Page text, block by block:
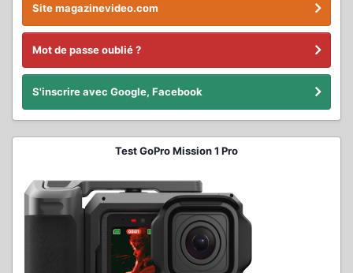
Site magazinevideo.com
Mot de passe oublié ?
S'inscrire avec Google, Facebook
Test GoPro Mission 1 Pro